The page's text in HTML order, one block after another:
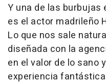
Y una de las
es el actor madrileño
Lo que nos sale
diseñada con la
en el valor de lo sano
experiencia